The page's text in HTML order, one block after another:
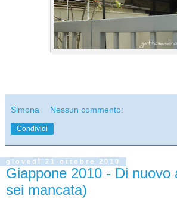
Simona Nessun commento:
Condividi
giovedì 21 ottobre 2010
Giappone 2010 - Di nuovo
sei mancata)